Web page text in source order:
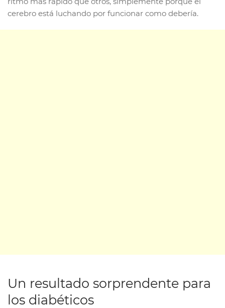
cerebro está luchando por funcionar como debería.
Un resultado sorprendente para
los diabéticos